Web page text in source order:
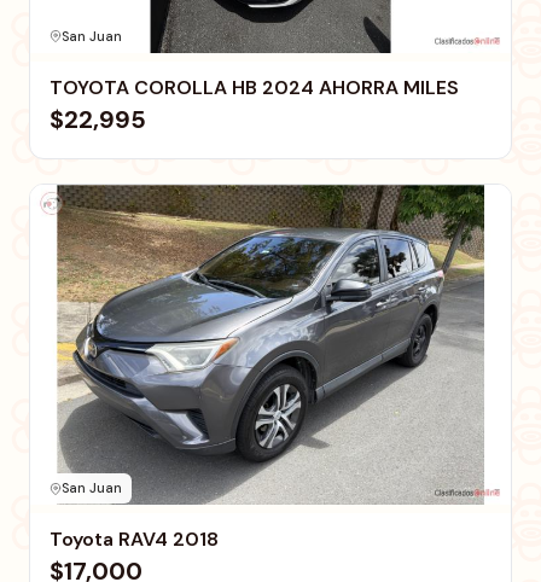
San Juan
TOYOTA COROLLA HB 2024 AHORRA MILES
$22,995
San Juan
Toyota RAV4 2018
$17,000